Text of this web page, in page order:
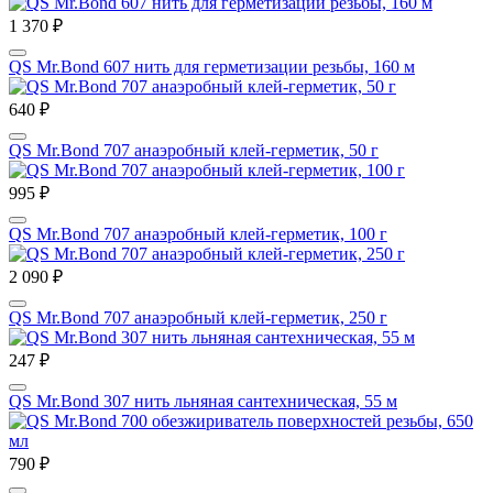
1 370 ₽
QS Mr.Bond 607 нить для герметизации резьбы, 160 м
640 ₽
QS Mr.Bond 707 анаэробный клей-герметик, 50 г
995 ₽
QS Mr.Bond 707 анаэробный клей-герметик, 100 г
2 090 ₽
QS Mr.Bond 707 анаэробный клей-герметик, 250 г
247 ₽
QS Mr.Bond 307 нить льняная сантехническая, 55 м
790 ₽